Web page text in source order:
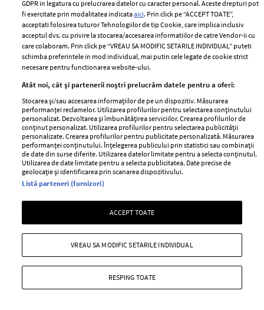
ABONEAZĂ-TE LA NEWSLETTER
Urmareste-ne pe:
Cele mai citite
BEAUTY BEAUTY TIPS
7 uleiuri care stimulează creșterea rapidă a
părului
GDPR in legatura cu prelucrarea datelor cu caracter personal. Aceste drepturi pot
fi exercitate prin modalitatea indicataaici. Prin click pe “ACCEPT TOATE”,
acceptati folosirea tuturor Tehnologiilor de tip Cookie, care implica inclusiv
acceptul dvs. cu privire la stocarea/accesarea informatiilor de catre Vendor-ii cu
care colaboram. Prin click pe “VREAU SA MODIFIC SETARILE INDIVIDUAL” puteti
schimba preferintele in mod individual, mai putin cele legate de cookie strict
necesare pentru functionarea website-ului.
Atât noi, cât și partenerii noștri prelucrăm datele pentru a oferi:
Stocarea și/sau accesarea informațiilor de pe un dispozitiv. Măsurarea
performanței reclamelor. Utilizarea profilurilor pentru selectarea conținutului
personalizat. Dezvoltarea și îmbunătățirea serviciilor. Crearea profilurilor de
conținut personalizat. Utilizarea profilurilor pentru selectarea publicității
personalizate. Crearea profilurilor pentru publicitate personalizată. Măsurarea
performanței conținutului. Înțelegerea publicului prin statistici sau combinații
de date din surse diferite. Utilizarea datelor limitate pentru a selecta conținutul.
Utilizarea de date limitate pentru a selecta publicitatea. Date precise de
geolocație și identificarea prin scanarea dispozitivului.
Listă parteneri (furnizori)
ACCEPT TOATE
RESPING TOATE
VREAU SA MODIFIC SETARILE INDIVIDUAL